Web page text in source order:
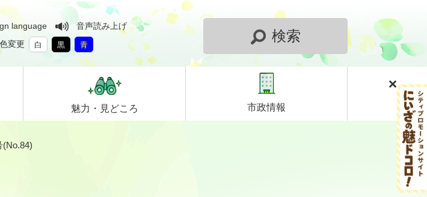
language
音声読み上げ
変更 白 黒 青
検索
魅力・ 見どころ 市政情報
(No.84)